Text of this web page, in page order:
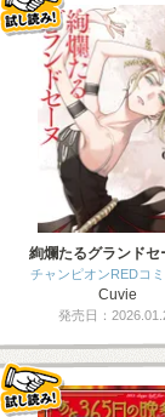
絢爛たるグランド
チャンピオンREDコ
Cuvie
発売日：